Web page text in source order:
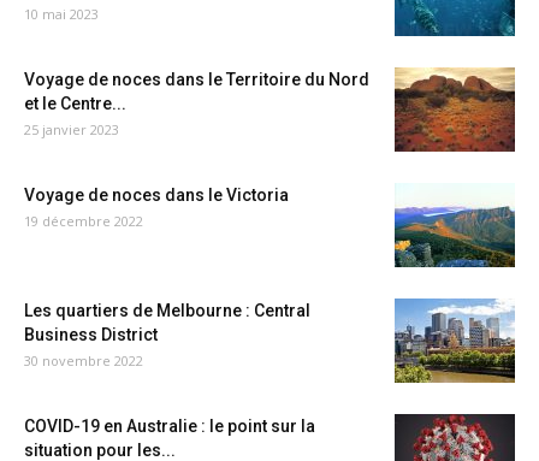
10 mai 2023
Voyage de noces dans le Territoire du Nord
et le Centre...
25 janvier 2023
Voyage de noces dans le Victoria
19 décembre 2022
Les quartiers de Melbourne : Central
Business District
30 novembre 2022
COVID-19 en Australie : le point sur la
situation pour les...